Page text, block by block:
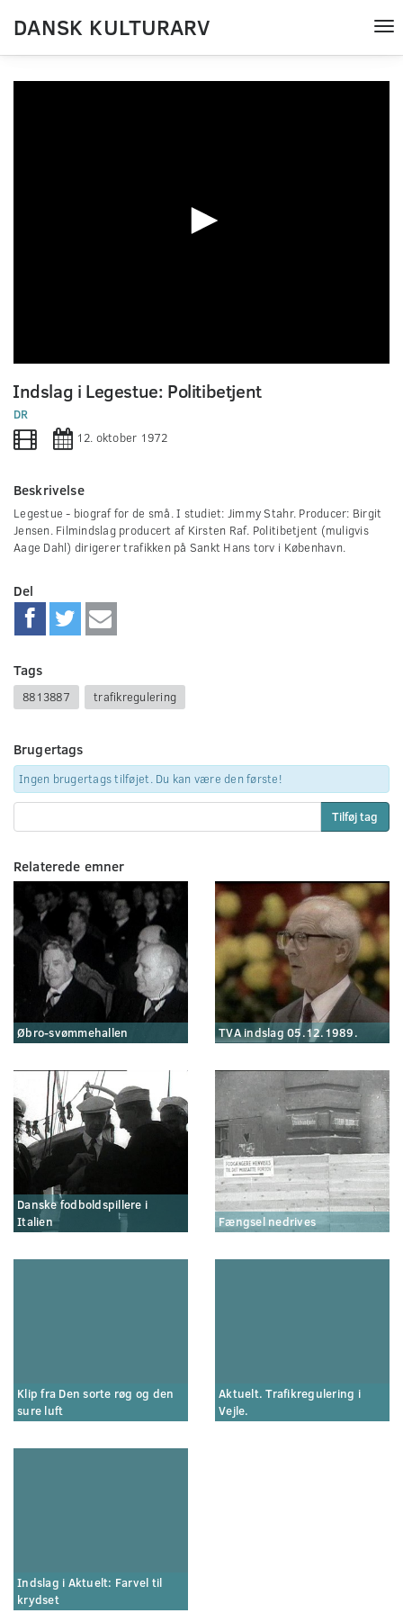
DANSK KULTURARV
seconds
of
0
seconds
Indslag i Legestue: Politibetjent
DR
12. oktober 1972
Beskrivelse
Legestue - biograf for de små. I studiet: Jimmy Stahr. Producer: Birgit
Jensen. Filmindslag producert af Kirsten Raf. Politibetjent (muligvis
Aage Dahl) dirigerer trafikken på Sankt Hans torv i København.
Del
Tags
8813887 trafikregulering
Brugertags
Ingen brugertags tilføjet. Du kan være den første!
Tilføj tag
Relaterede emner
Øbro-svømmehallen TVA indslag 05.12.1989.
Danske fodboldspillere i
Italien
Fængsel nedrives
Klip fra Den sorte røg og den
sure luft
Aktuelt. Trafikregulering i
Vejle.
Indslag i Aktuelt: Farvel til
krydset